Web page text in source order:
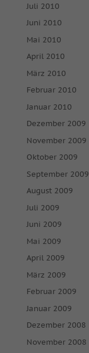
Juli 2010
Juni 2010
Mai 2010
April 2010
März 2010
Februar 2010
Januar 2010
Dezember 2009
November 2009
Oktober 2009
September 2009
August 2009
Juli 2009
Juni 2009
Mai 2009
April 2009
März 2009
Februar 2009
Januar 2009
Dezember 2008
November 2008